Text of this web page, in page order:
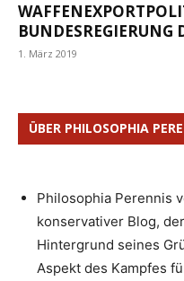
BUNDESREGIERUNG
1. März 2019
ÜBER PHILOSOPHIA
Philosophia Perennis
konservativer Blog,
Hintergrund seines
Aspekt des Kampfes